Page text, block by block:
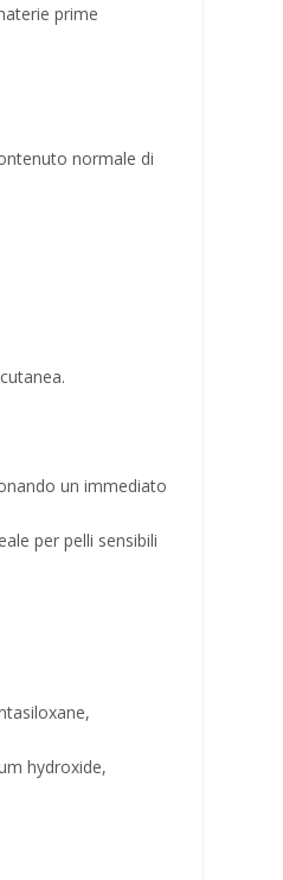
prime
normale di
un immediato
per pelli sensibili
hydroxide,